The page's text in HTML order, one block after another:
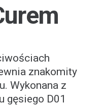
znakomity
Wykonana z
gęsiego D01